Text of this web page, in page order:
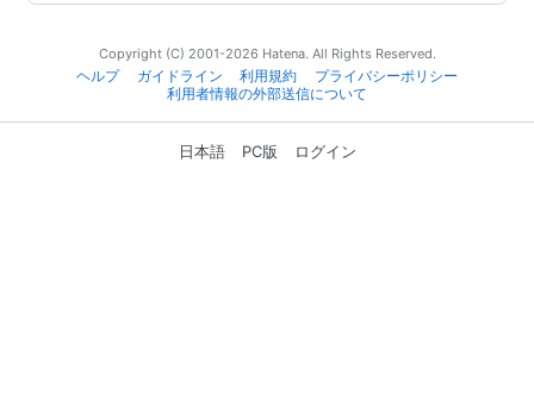
Copyright (C) 2001-2026 Hatena. All Rights Reserved.
ヘルプ
ガイドライン 利用規約
プライバシーポリシー
利用者情報の外部送信について
日本語 PC版 ログイン